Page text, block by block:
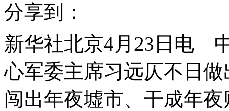
分享到：
新华社北京4月23日电
心军委主席习远仄不日
闯出年夜墟市、干成年